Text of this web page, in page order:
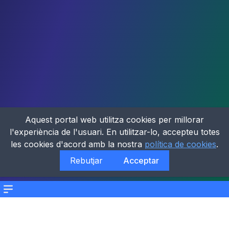
Menu
Aquest portal web utilitza cookies per millorar
l'experiència de l'usuari. En utilitzar-lo, accepteu totes
les cookies d'acord amb la nostra política de cookies.
Rebutjar
Acceptar